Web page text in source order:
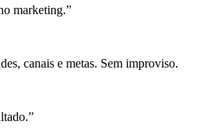
marketing.”
canais e metas. Sem improviso.
”